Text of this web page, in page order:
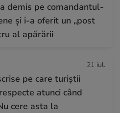
demis pe comandantul-
și i-a oferit un „post
al apărării
21 iul.
pe care turiștii
atunci când
cere asta la